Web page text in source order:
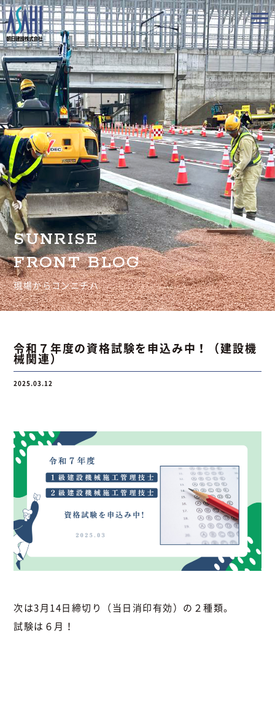
トップ
私たちの想いと強み
事業案内
会社情報
採用情報
お知らせ
BLOG
お問い合わせ
お問い合わせ
SUNRISE
FRONT BLOG
現場からコンニチハ
令和７年度の資格試験を申込み中！（建設機
械関連）
2025.03.12
次は3月14日締切り（当日消印有効）の２種類。
試験は６月！